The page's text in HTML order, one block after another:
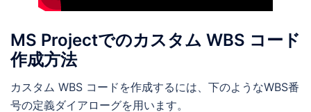
MS Projectでのカスタム WBS コード
作成方法
カスタム WBS コードを作成するには、下のようなWBS番
号の定義ダイアローグを用います。